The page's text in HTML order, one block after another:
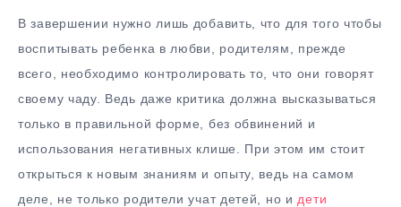
В завершении нужно лишь добавить, что для того чтобы
воспитывать ребенка в любви, родителям, прежде
всего, необходимо контролировать то, что они говорят
своему чаду. Ведь даже критика должна высказываться
только в правильной форме, без обвинений и
использования негативных клише. При этом им стоит
открыться к новым знаниям и опыту, ведь на самом
деле, не только родители учат детей, но и дети